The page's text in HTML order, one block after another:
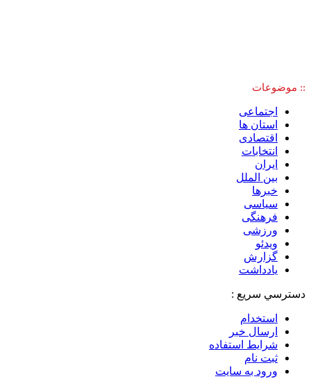
:: موضوعات
اجتماعی
استان ها
اقتصادی
انتخابات
ایران
بین الملل
خبرها
سیاسی
فرهنگی
ورزشی
ویدئو
گزارش
یادداشت
دسترسي سريع :
استخدام
ارسال خبر
شرایط استفاده
ثبت نام
ورود به سایت